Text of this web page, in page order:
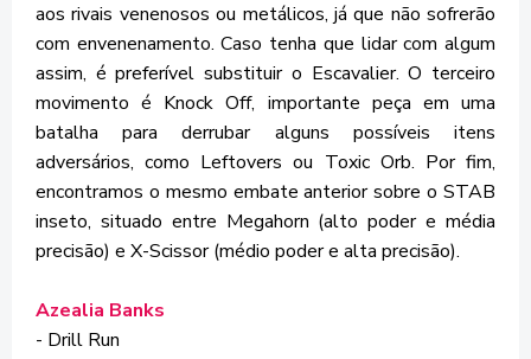
aos rivais venenosos ou metálicos, já que não sofrerão
com envenenamento. Caso tenha que lidar com algum
assim, é preferível substituir o Escavalier. O terceiro
movimento é Knock Off, importante peça em uma
batalha para derrubar alguns possíveis itens
adversários, como Leftovers ou Toxic Orb. Por fim,
encontramos o mesmo embate anterior sobre o STAB
inseto, situado entre Megahorn (alto poder e média
precisão) e X-Scissor (médio poder e alta precisão).
Azealia Banks
- Drill Run